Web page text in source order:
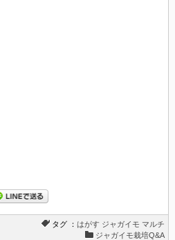
タグ ：はがす ジャガイモ マルチ
ジャガイモ栽培Q&A